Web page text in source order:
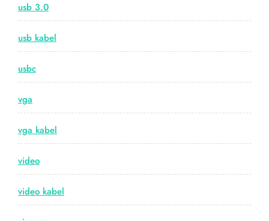
usb 3.0
usb kabel
usbc
vga
vga kabel
video
video kabel